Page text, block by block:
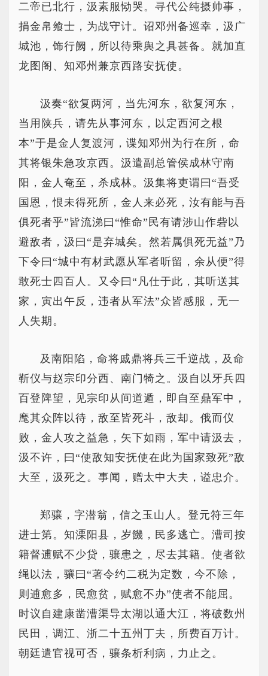
二帝已北行，汲素服恸哭。寻代公纯摄帅事，
捐金帛飨士，为战守计。诏邓州备巡幸，汲广
城池，饰行阙，所以待乘舆之具甚备。就加直
龙图阁、知邓州兼京西路安抚使。
汲奏“欲复两河，当先河东，欲复河东，
当用陕兵，请先从事河东，以定西河之根
本”于是金人复渡河，谍知邓州为行在所，命
其将银朱急攻京西。汲遣副总管侯成林守南
阳，金人奄至，杀成林。汲集将吏谓曰“吾受
国恩，恨未得死所，金人来必死，汝有能与吾
俱死者乎”皆流涕曰“惟命”民有请涉山作砦以
避敌者，汲曰“是弃城矣。然若属俱死无益”乃
下令曰“城中有材武愿从军者听留，余从便”得
敢死士四百人。又令曰“凡仕于此，其听送其
家，寅出午反，违者从军法”众皆感服，无一
人失期。
及南阳陷，命将戚鼎将兵三千逆战，及命
靳仪与赵宗印分西、南门犄之。汲自以牙兵四
百登陴望，见宗印从间道遁，即自至鼎军中，
麾其众阵以待，敌至皆死斗，敌却。俄而仪
败，金人攻之益急，矢下如雨，军中请汲去，
汲不许，曰“使敌知安抚使在此为国家致死”敌
大至，汲死之。事闻，赠太中大夫，谥忠介。
郑骧，字潜翁，信之玉山人。登元符三年
进士第。知溧阳县，岁饑，民多逃亡。漕司按
籍督逋赋不少贷，骧患之，尽去其籍。使者欲
绳以法，骧曰“著令约二税为定数，今不除，
则逋愈多，民愈贫，赋愈不办”使者不能屈。
时议自建康凿漕渠导太湖以通大江，将破数州
民田，调江、浙二十五州丁夫，所费百万计。
朝廷遣官视可否，骧条析利病，力止之。